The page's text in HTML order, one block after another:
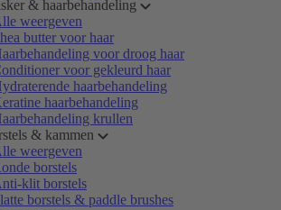
& haarbehandeling
weergeven
butter voor haar
voor droog haar
voor gekleurd haar
haarbehandeling
haarbehandeling
krullen
& kammen
weergeven
borstels
klit borstels
borstels & paddle brushes